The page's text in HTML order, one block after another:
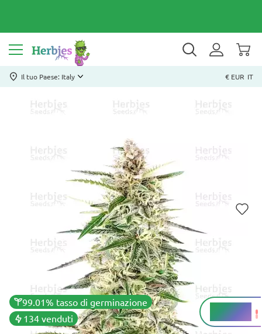
Il tuo Paese: Italy € EUR IT
99.01% tasso di germinazione
134 venduti
18 - 22%
THC